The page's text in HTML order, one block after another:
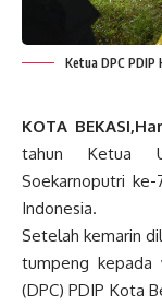
Ketua DPC
KOTA
tahun Ketua
Soekarnoputri
Indonesia.
Setelah kemarin
tumpeng kepada
(DPC) PDIP Kota